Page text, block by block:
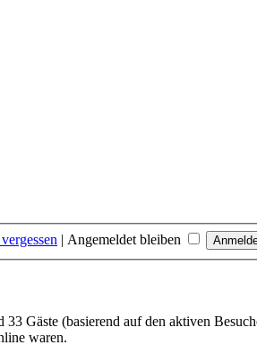
| Angemeldet bleiben
Gäste (basierend auf den aktiven
waren.